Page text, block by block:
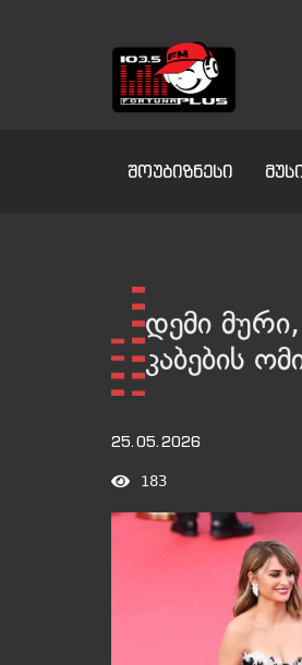
შოუბიზნესი
დემი
კაბების
25.05.2026
183